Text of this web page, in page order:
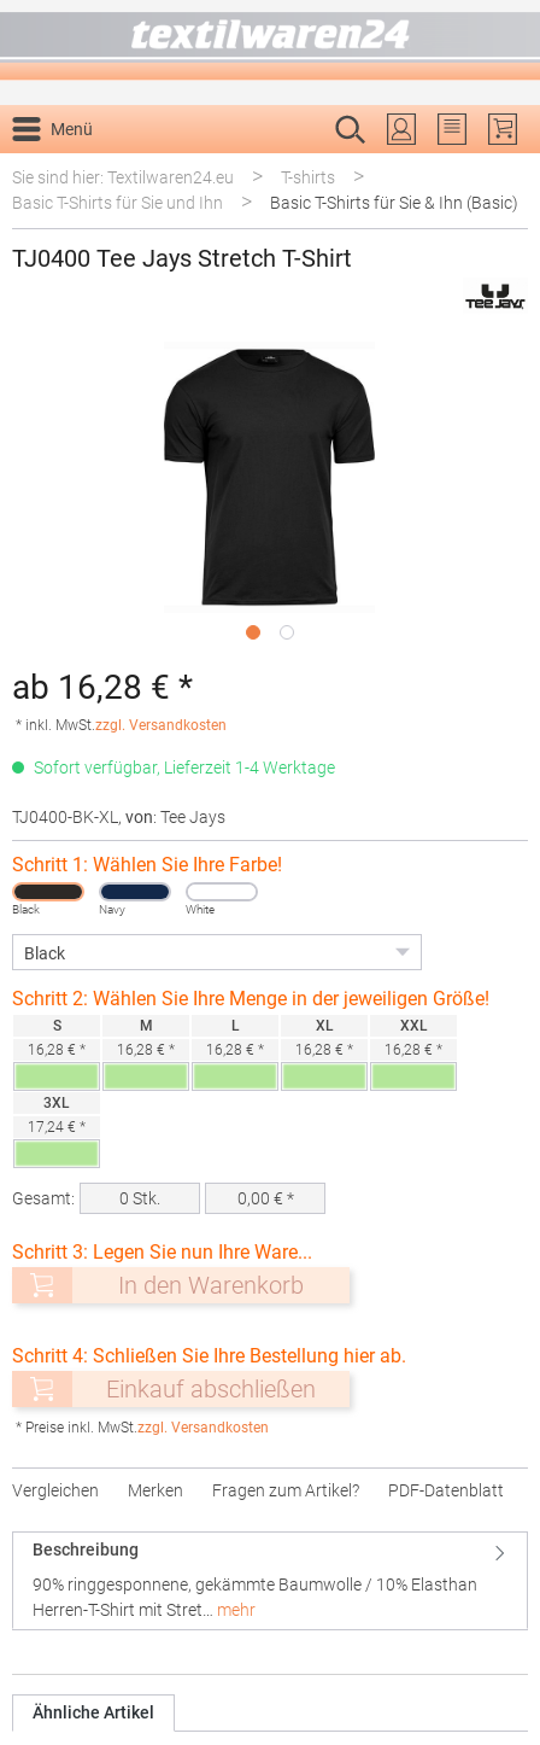
Menü
Du hast 0
Sie sind hier: Textilwaren24.eu
> T-shirts >
Basic T-Shirts für Sie und Ihn > Basic T-Shirts für Sie & Ihn (Basic)
TJ0400 Tee Jays Stretch T-Shirt
ab 16,28 € *
* inkl. MwSt.zzgl. Versandkosten
Sofort verfügbar, Lieferzeit 1-4 Werktage
TJ0400-BK-XL , von: Tee Jays
Schritt 1: Wählen Sie Ihre Farbe!
Black Navy White
Schritt 2: Wählen Sie Ihre Menge in der jeweiligen Größe!
S
16,28 € *
M
16,28 € *
L
16,28 € *
XL
16,28 € *
XXL
16,28 € *
3XL
17,24 € *
Gesamt: 0 Stk. 0,00 € *
Schritt 3: Legen Sie nun Ihre Ware...
In den Warenkorb
Schritt 4: Schließen Sie Ihre Bestellung hier ab.
Einkauf abschließen
* Preise inkl. MwSt.zzgl. Versandkosten
Vergleichen Merken Fragen zum Artikel? PDF-Datenblatt
Beschreibung
90% ringgesponnene, gekämmte Baumwolle / 10% Elasthan
Herren-T-Shirt mit Stret… mehr
Ähnliche Artikel